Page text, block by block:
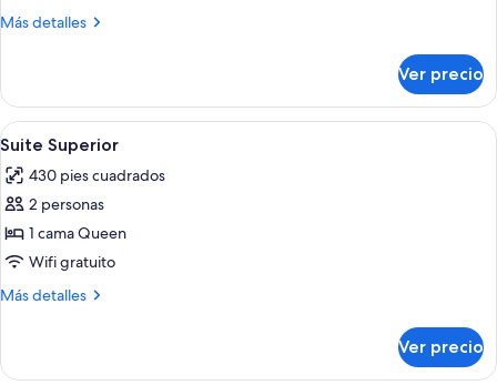
Más detalles
Más
doble
Deluxe
Ver precio
Abrir
todas
las
fotos
de
Suite
Superior
Ropa de cama de alta calidad y
5
Suite Superior
430 pies cuadrados
2 personas
1 cama Queen
Wifi gratuito
Más detalles
Más
Superior
Ver precio